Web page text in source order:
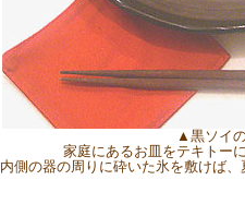
▲黒ソイ
家庭にあるお皿をテキトー
内側の器の周りに砕いた氷を敷けば、